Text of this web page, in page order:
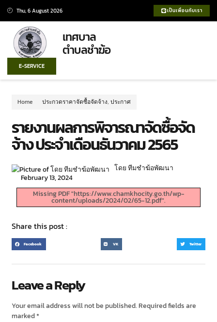
Thu, 6 August 2026 เป็นเพื่อนกับเรา
เทศบาล
ตำบลชำฆ้อ
E-SERVICE
Home ประกวดราคาจัดซื้อจัดจ้าง, ประกาศ
รายงานผลการพิจารณาจัดซื้อจัด
จ้าง ประจำเดือนธันวาคม 2565
โดย ทีมชำฆ้อพัฒนา
February 13, 2024
Missing PDF "https://www.chamkhocity.go.th/wp-
content/uploads/2024/02/65-12.pdf".
Share this post :
Facebook VK Twitter
Leave a Reply
Your email address will not be published. Required fields are
marked*